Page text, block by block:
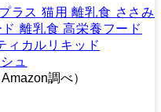
ラス 猫用 離乳食 ささみ
離乳食 高栄養フード
ィカルリキッド
ュ
調べ）